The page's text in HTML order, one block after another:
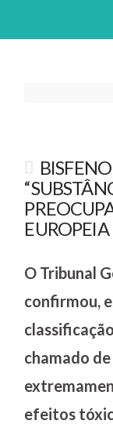
EUROPEIA
O Tribunal
confirmou,
chamado
efeitos